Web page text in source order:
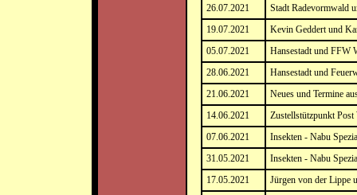
26.07.2021
Stadt Radevormwald
19.07.2021
Kevin Geddert und
05.07.2021
Hansestadt und FFW
28.06.2021
Hansestadt und
21.06.2021
Neues und Termine
14.06.2021
Zustellstützpunkt
07.06.2021
Insekten - Nabu
31.05.2021
Insekten - Nabu
17.05.2021
Jürgen von der Lippe